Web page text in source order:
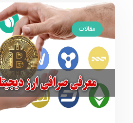
مقالات